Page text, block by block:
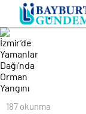
187 okunma